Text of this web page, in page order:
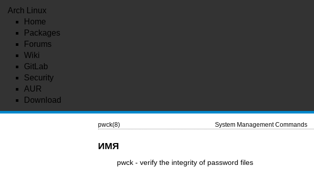
Arch Linux
Home
Packages
Forums
Wiki
GitLab
Security
AUR
Download
pwck(8) System Management Commands
ИМЯ
pwck - verify the integrity of password files